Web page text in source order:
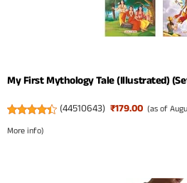
My First Mythology Tale (Illustrated)
(44510643) ₹179.00 (as of
More info)